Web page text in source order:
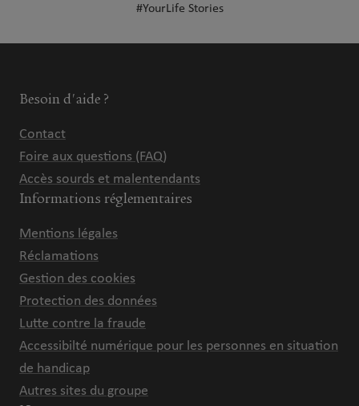
#YourLife Stories
Besoin d'aide ?
Contact
Foire aux questions (FAQ)
Accès sourds et malentendants
Informations réglementaires
Mentions légales
Réclamations
Gestion des cookies
Protection des données
Lutte contre la fraude
Accessibilté numérique pour les personnes en situation
de handicap
Autres sites du groupe